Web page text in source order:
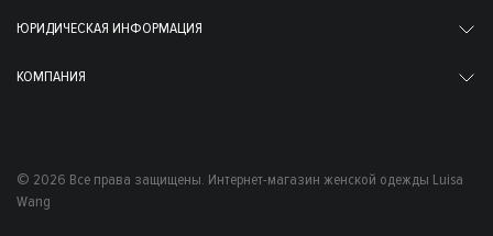
ЮРИДИЧЕСКАЯ ИНФОРМАЦИЯ
КОМПАНИЯ
© 2026 Все права защищены. Интернет-магазин женской одежды Luisa
Wang